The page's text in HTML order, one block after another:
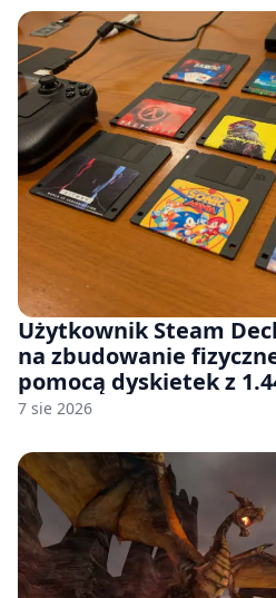
Użytkownik Steam
na zbudowanie
pomocą dyskietek z
7 sie 2026